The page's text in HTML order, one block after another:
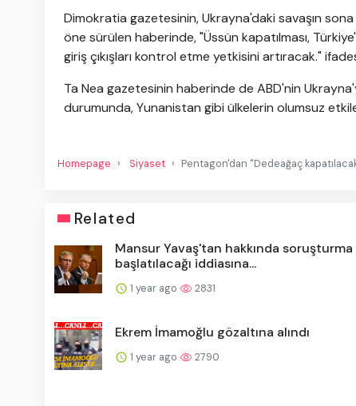
Dimokratia gazetesinin, Ukrayna'daki savaşın
öne sürülen haberinde, "Üssün kapatılması,
giriş çıkışları kontrol etme yetkisini artıracak."
Ta Nea gazetesinin haberinde de ABD'nin
durumunda, Yunanistan gibi ülkelerin olumsuz
Homepage Siyaset Pentagon'dan "Dedeağaç
Related
Mansur Yavaş'tan hakkında soruşturma
başlatılacağı iddiasına...
1 year ago 2831
Ekrem İmamoğlu gözaltına alındı
1 year ago 2790